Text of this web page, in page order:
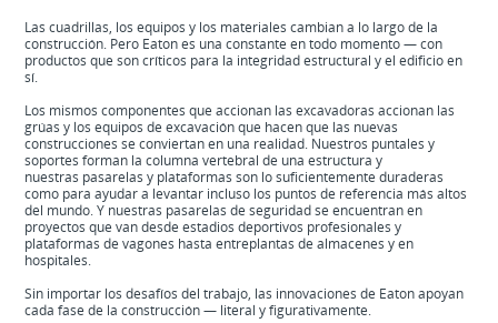
Las cuadrillas, los equipos y los materiales cambian a lo largo de la
construcción. Pero Eaton es una constante en todo momento — con
productos que son críticos para la integridad estructural y el edificio en
sí.
Los mismos componentes que accionan las excavadoras accionan las
grúas y los equipos de excavación que hacen que las nuevas
construcciones se conviertan en una realidad. Nuestros puntales y
soportes forman la columna vertebral de una estructura y
nuestras pasarelas y plataformas son lo suficientemente duraderas
como para ayudar a levantar incluso los puntos de referencia más altos
del mundo. Y nuestras pasarelas de seguridad se encuentran en
proyectos que van desde estadios deportivos profesionales y
plataformas de vagones hasta entreplantas de almacenes y en
hospitales.
Sin importar los desafíos del trabajo, las innovaciones de Eaton apoyan
cada fase de la construcción — literal y figurativamente.